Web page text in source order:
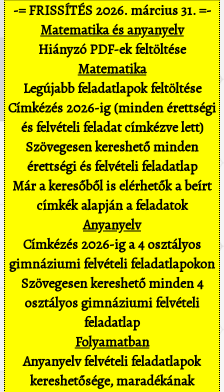
-= FRISSÍTÉS 2026. március 31. =-
Matematika és anyanyelv
Hiányzó PDF-ek feltöltése
Matematika
Legújabb feladatlapok feltöltése
Címkézés 2026-ig (minden érettségi
és felvételi feladat címkézve lett)
Szövegesen kereshető minden
érettségi és felvételi feladatlap
Már a keresőből is elérhetők a beírt
címkék alapján a feladatok
Anyanyelv
Címkézés 2026-ig a 4 osztályos
gimnáziumi felvételi feladatlapokon
Szövegesen kereshető minden 4
osztályos gimnáziumi felvételi
feladatlap
Folyamatban
Anyanyelv felvételi feladatlapok
kereshetősége, maradékának